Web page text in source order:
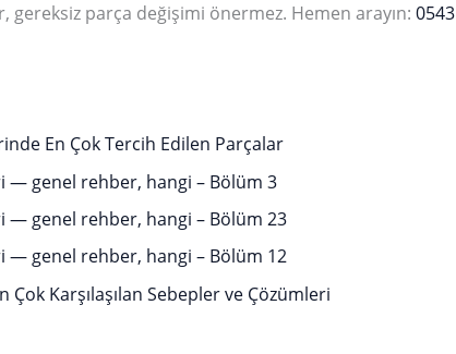
gereksiz parça değişimi önermez. Hemen arayın:0543
En Çok Tercih Edilen Parçalar
— genel rehber, hangi – Bölüm 3
— genel rehber, hangi – Bölüm 23
— genel rehber, hangi – Bölüm 12
Çok Karşılaşılan Sebepler ve Çözümleri